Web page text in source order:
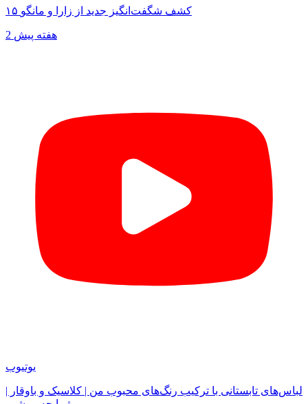
۱۵ کشف شگفت‌انگیز جدید از زارا و مانگو
2 هفته پیش
یوتیوب
لباس‌های تابستانی با ترکیب رنگ‌های محبوب من | کلاسیک و باوقار |